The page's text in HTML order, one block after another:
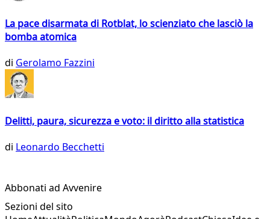
La pace disarmata di Rotblat, lo scienziato che lasciò la
bomba atomica
di Gerolamo Fazzini
Delitti, paura, sicurezza e voto: il diritto alla statistica
di Leonardo Becchetti
Abbonati ad Avvenire
Sezioni del sito